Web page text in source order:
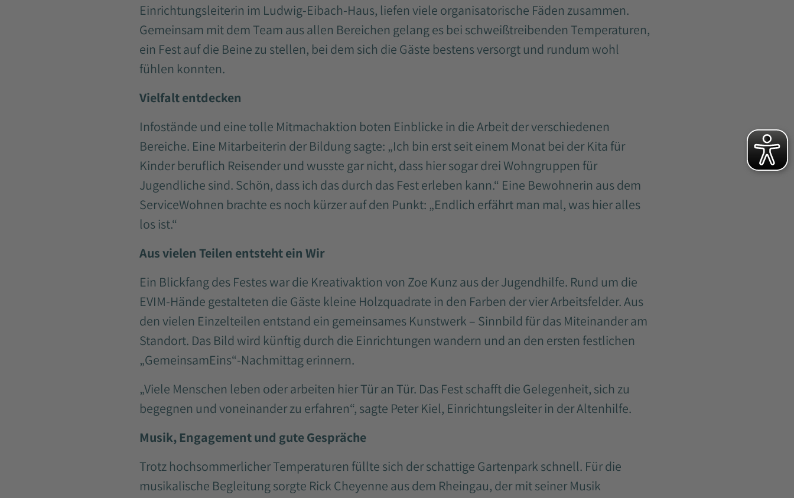
Einrichtungsleiterin im Ludwig-Eibach-Haus, liefen viele organisatorische Fäden zusammen.
Gemeinsam mit dem Team aus allen Bereichen gelang es bei schweißtreibenden Temperaturen,
ein Fest auf die Beine zu stellen, bei dem sich die Gäste bestens versorgt und rundum wohl
fühlen konnten.
Vielfalt entdecken
Infostände und eine tolle Mitmachaktion boten Einblicke in die Arbeit der verschiedenen
Bereiche. Eine Mitarbeiterin der Bildung sagte: „Ich bin erst seit einem Monat bei der Kita für
Kinder beruflich Reisender und wusste gar nicht, dass hier sogar drei Wohngruppen für
Jugendliche sind. Schön, dass ich das durch das Fest erleben kann.“ Eine Bewohnerin aus dem
ServiceWohnen brachte es noch kürzer auf den Punkt: „Endlich erfährt man mal, was hier alles
los ist.“
Aus vielen Teilen entsteht ein Wir
Ein Blickfang des Festes war die Kreativaktion von Zoe Kunz aus der Jugendhilfe. Rund um die
EVIM-Hände gestalteten die Gäste kleine Holzquadrate in den Farben der vier Arbeitsfelder. Aus
den vielen Einzelteilen entstand ein gemeinsames Kunstwerk – Sinnbild für das Miteinander am
Standort. Das Bild wird künftig durch die Einrichtungen wandern und an den ersten festlichen
„GemeinsamEins“-Nachmittag erinnern.
„Viele Menschen leben oder arbeiten hier Tür an Tür. Das Fest schafft die Gelegenheit, sich zu
begegnen und voneinander zu erfahren“, sagte Peter Kiel, Einrichtungsleiter in der Altenhilfe.
Musik, Engagement und gute Gespräche
Trotz hochsommerlicher Temperaturen füllte sich der schattige Gartenpark schnell. Für die
musikalische Begleitung sorgte Rick Cheyenne aus dem Rheingau, der mit seiner Musik